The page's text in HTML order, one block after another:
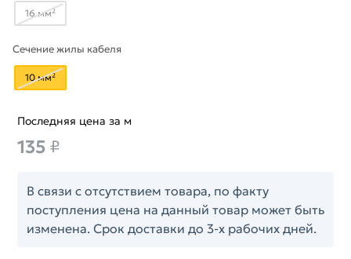
16 мм²
Сечение жилы кабеля
10 мм²
Последняя цена за м
135 ₽
В связи с отсутствием товара, по факту
поступления цена на данный товар может быть
изменена. Срок доставки до 3-х рабочих дней.